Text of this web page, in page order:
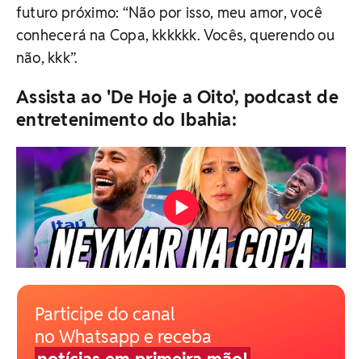
futuro próximo: “Não por isso, meu amor, você
conhecerá na Copa, kkkkkk. Vocês, querendo ou
não, kkk”.
Assista ao 'De Hoje a Oito', podcast de
entretenimento do Ibahia:
Participe do canal
no Whatsapp e receba